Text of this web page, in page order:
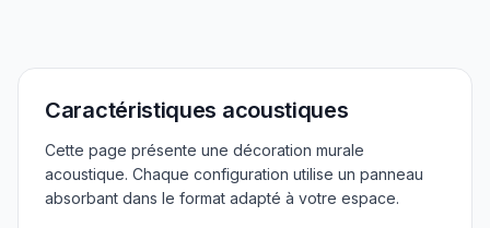
Caractéristiques acoustiques
Cette page présente une décoration murale
acoustique. Chaque configuration utilise un panneau
absorbant dans le format adapté à votre espace.